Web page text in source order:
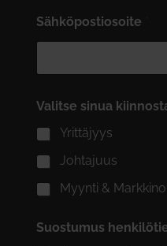
Sähköpostiosoite *
Valitse sinua
Yrittäjyys
Johtajuus
Myynti &
Suostumus